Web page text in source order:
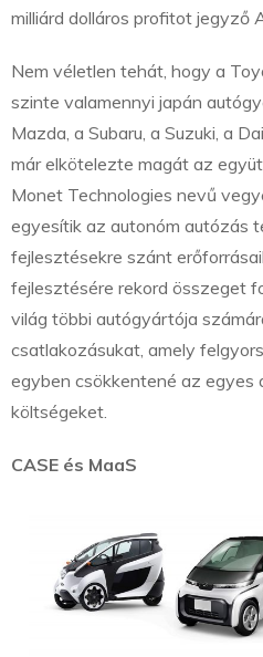
milliárd dolláros profitot jegyző
Nem véletlen tehát, hogy a
szinte valamennyi japán
Mazda, a Subaru, a Suzuki, a
már elkötelezte magát az
Monet Technologies nevű
egyesítik az autonóm autózás
fejlesztésekre szánt
fejlesztésére rekord összeget
világ többi autógyártója
csatlakozásukat, amely
egyben csökkentené az
költségeket.
CASE és MaaS